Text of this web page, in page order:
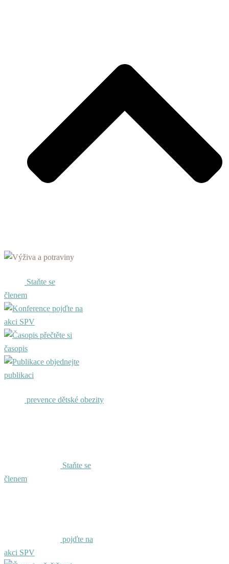
Staňte se
členem
pojďte na
akci SPV
přečtěte si
časopis
objednejte
publikaci
prevence dětské obezity
Staňte se
členem
pojďte na
akci SPV